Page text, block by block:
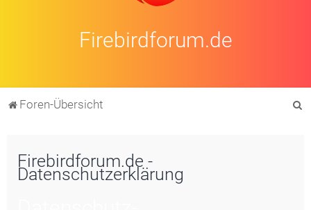
Firebirdforum.de
Foren-Übersicht
Firebirdforum.de -
Datenschutzerklärung